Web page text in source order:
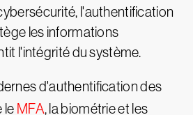
l'authentification
les informations
l'intégrité du système.
d'authentification des
le MFA, la biométrie et les